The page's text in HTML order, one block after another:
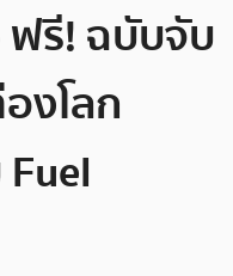
รี! ฉบับจับ
งโลก